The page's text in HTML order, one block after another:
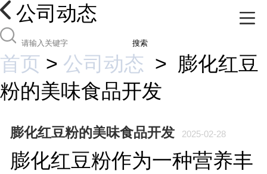
公司动态
搜索
首页 > 公司动态 > 膨化红豆
粉的美味食品开发
膨化红豆粉的美味食品开发 2025-02-28
膨化红豆粉作为一种营养丰